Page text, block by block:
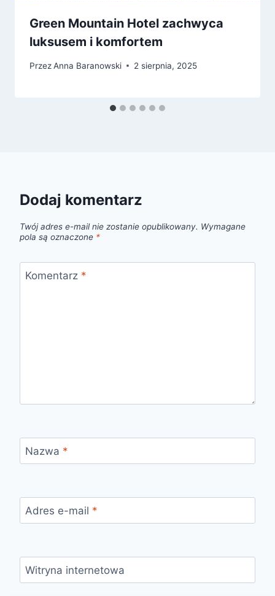
Green Mountain Hotel zachwyca
luksusem i komfortem
PrzezAnna Baranowski 2 sierpnia, 2025
Dodaj komentarz
Twój adres e-mail nie zostanie opublikowany. Wymagane
pola są oznaczone *
Komentarz *
Nazwa *
Adres e-mail *
Witryna internetowa